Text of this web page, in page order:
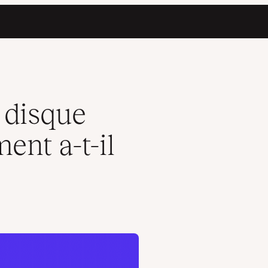
besoin ?
a-t-il